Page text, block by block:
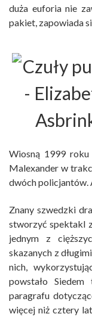
duża euforia nie
pakiet, zapowiada
Wiosną 1999
Malexander w
dwóch policjantów.
Znany szwedzki
stworzyć spektakl
jednym z
skazanych z
nich,
powstało
paragrafu
więcej niż cztery